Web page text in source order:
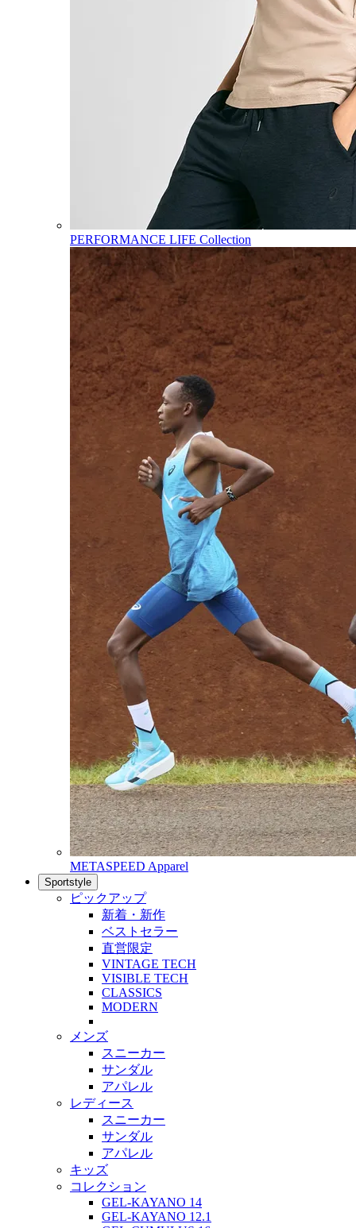
PERFORMANCE LIFE Collection
METASPEED Apparel
Sportstyle
ピックアップ
新着・新作
ベストセラー
直営限定
VINTAGE TECH
VISIBLE TECH
CLASSICS
MODERN
メンズ
スニーカー
サンダル
アパレル
レディース
スニーカー
サンダル
アパレル
キッズ
コレクション
GEL-KAYANO 14
GEL-KAYANO 12.1